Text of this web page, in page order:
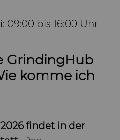
09:00 bis 16:00 Uhr
GrindingHub
komme ich
findet in der